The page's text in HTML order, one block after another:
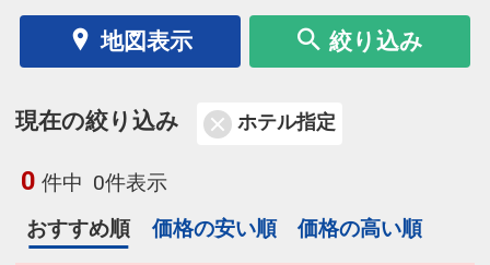
地図表示 絞り込み
現在の絞り込み ホテル指定
0 件中 0件表示
おすすめ順
価格の安い順 価格の高い順